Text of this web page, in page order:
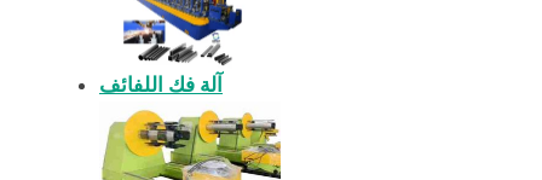
آلة فك اللفائف